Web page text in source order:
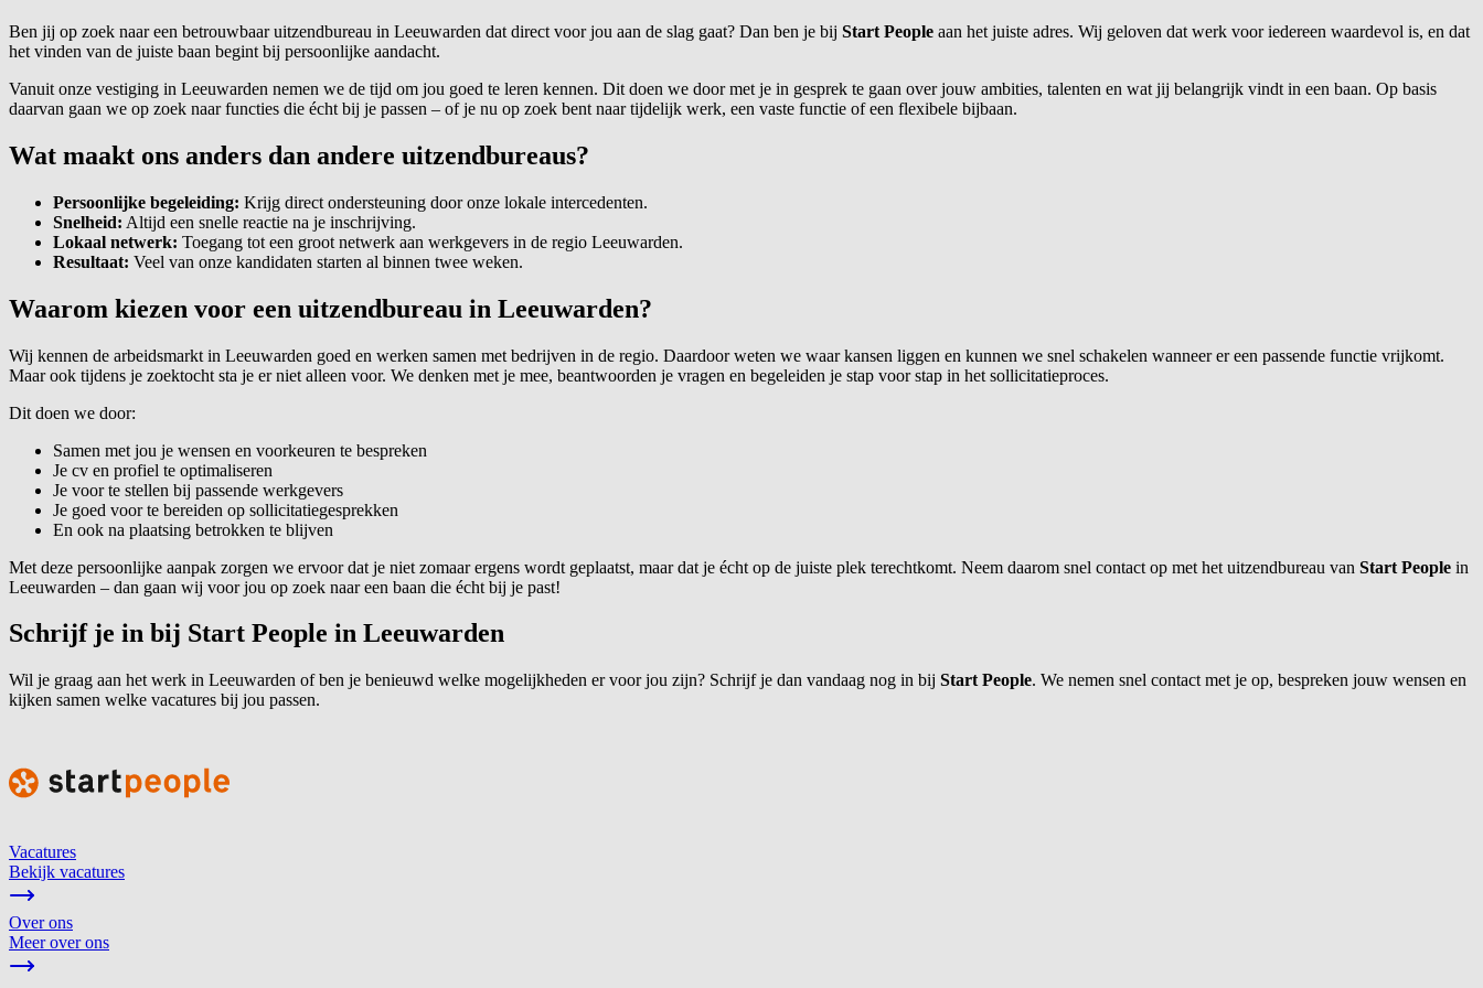
Ben jij op zoek naar een betrouwbaar uitzendbureau in Leeuwarden dat direct voor jou aan de slag gaat? Dan ben je bij Start People aan het juiste adres. Wij geloven dat werk voor iedereen waardevol is, en dat
het vinden van de juiste baan begint bij persoonlijke aandacht.
Vanuit onze vestiging in Leeuwarden nemen we de tijd om jou goed te leren kennen. Dit doen we door met je in gesprek te gaan over jouw ambities, talenten en wat jij belangrijk vindt in een baan. Op basis
daarvan gaan we op zoek naar functies die écht bij je passen – of je nu op zoek bent naar tijdelijk werk, een vaste functie of een flexibele bijbaan.
Wat maakt ons anders dan andere uitzendbureaus?
Persoonlijke begeleiding: Krijg direct ondersteuning door onze lokale intercedenten.
Snelheid: Altijd een snelle reactie na je inschrijving.
Lokaal netwerk: Toegang tot een groot netwerk aan werkgevers in de regio Leeuwarden.
Resultaat: Veel van onze kandidaten starten al binnen twee weken.
Waarom kiezen voor een uitzendbureau in Leeuwarden?
Wij kennen de arbeidsmarkt in Leeuwarden goed en werken samen met bedrijven in de regio. Daardoor weten we waar kansen liggen en kunnen we snel schakelen wanneer er een passende functie vrijkomt.
Maar ook tijdens je zoektocht sta je er niet alleen voor. We denken met je mee, beantwoorden je vragen en begeleiden je stap voor stap in het sollicitatieproces.
Dit doen we door:
Samen met jou je wensen en voorkeuren te bespreken
Je cv en profiel te optimaliseren
Je voor te stellen bij passende werkgevers
Je goed voor te bereiden op sollicitatiegesprekken
En ook na plaatsing betrokken te blijven
Met deze persoonlijke aanpak zorgen we ervoor dat je niet zomaar ergens wordt geplaatst, maar dat je écht op de juiste plek terechtkomt. Neem daarom snel contact op met het uitzendbureau van Start People in
Leeuwarden – dan gaan wij voor jou op zoek naar een baan die écht bij je past!
Schrijf je in bij Start People in Leeuwarden
Wil je graag aan het werk in Leeuwarden of ben je benieuwd welke mogelijkheden er voor jou zijn? Schrijf je dan vandaag nog in bij Start People. We nemen snel contact met je op, bespreken jouw wensen en
kijken samen welke vacatures bij jou passen.
Vacatures
Bekijk vacatures
Over ons
Meer over ons